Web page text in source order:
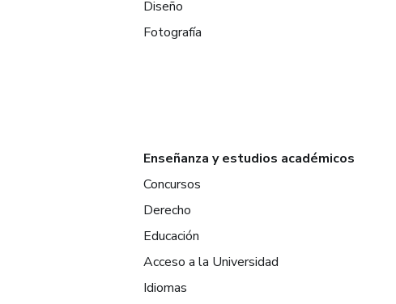
Diseño
Fotografía
Enseñanza y estudios académicos
Concursos
Derecho
Educación
Acceso a la Universidad
Idiomas